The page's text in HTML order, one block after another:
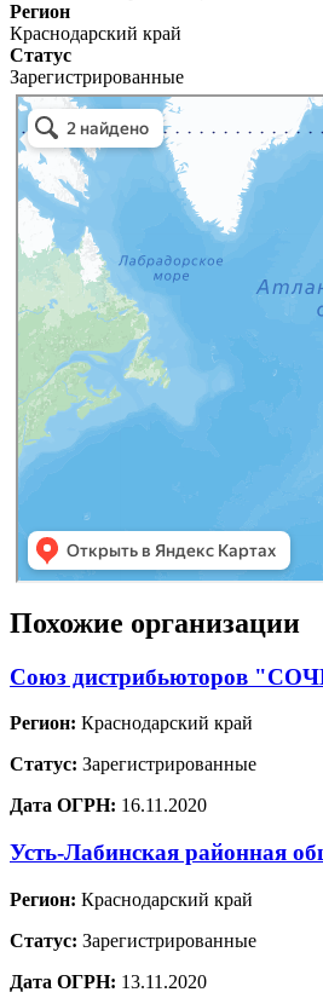
Регион
Краснодарский край
Статус
Зарегистрированные
Похожие организации
Союз дистрибьюторов
Регион: Краснодарский край
Статус: Зарегистрированные
Дата ОГРН: 16.11.2020
Усть-Лабинская районная
Регион: Краснодарский край
Статус: Зарегистрированные
Дата ОГРН: 13.11.2020